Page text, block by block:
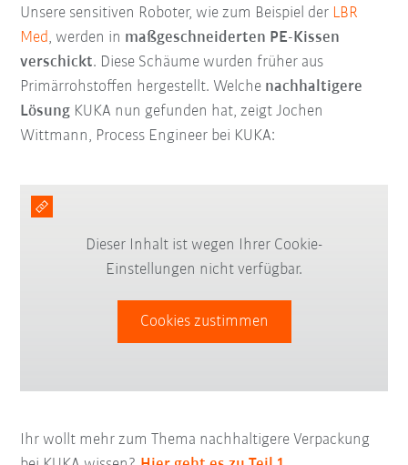
Unsere sensitiven Roboter, wie zum Beispiel der LBR
Med, werden in maßgeschneiderten PE-Kissen
verschickt. Diese Schäume wurden früher aus
Primärrohstoffen hergestellt. Welche nachhaltigere
Lösung KUKA nun gefunden hat, zeigt Jochen
Wittmann, Process Engineer bei KUKA:
Dieser Inhalt ist wegen Ihrer Cookie-
Einstellungen nicht verfügbar.
Cookies zustimmen
Ihr wollt mehr zum Thema nachhaltigere Verpackung